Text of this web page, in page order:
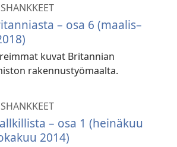
– osa 6 (maalis–
kuvat Britannian
rakennustyömaalta.
– osa 1 (heinäkuu
2014)